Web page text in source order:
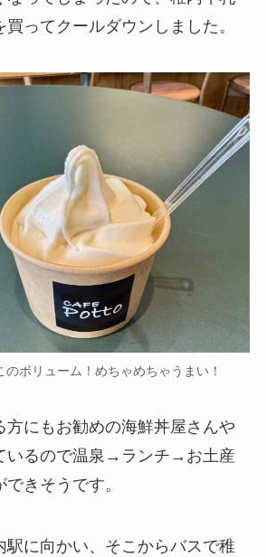
ってクールダウンしました。
のボリューム！めちゃめちゃうまい！
方にもお勧めの海鮮丼屋さんや
いるので温泉→ランチ→お土産
きそうです。
駅に向かい、そこからバスで稚